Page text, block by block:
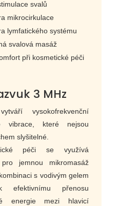
svalů
mikrocirkulace
lymfatického systému
svalová masáž
při kosmetické péči
3 MHz
vysokofrekvenční
vibrace, které nejsou
slyšitelné.
péči se využívá
jemnou mikromasáž
s vodivým gelem
efektivnímu přenosu
energie mezi hlavicí